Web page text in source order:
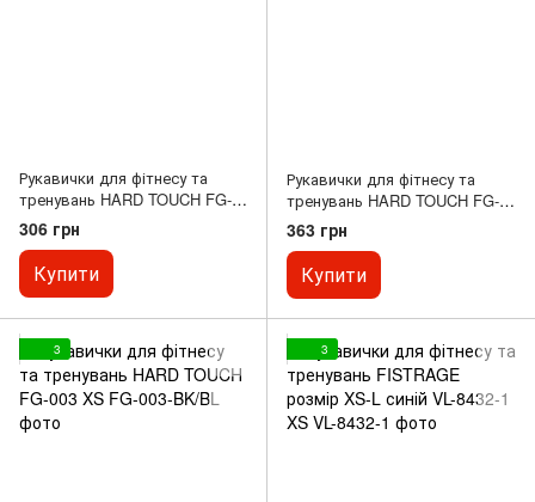
Рукавички для фітнесу та
тренувань HARD TOUCH FG-
9531 S-XL S
306 грн
Купити
Рукавички для фітнесу та
тренувань HARD TOUCH FG-
9530 S-XL S
363 грн
Купити
3 3